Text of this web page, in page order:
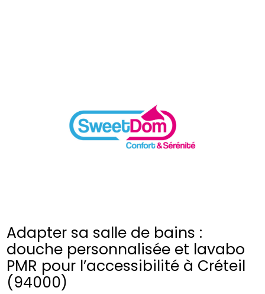
Adapter sa salle de bains :
douche personnalisée et lavabo
PMR pour l’accessibilité à Créteil
(94000)